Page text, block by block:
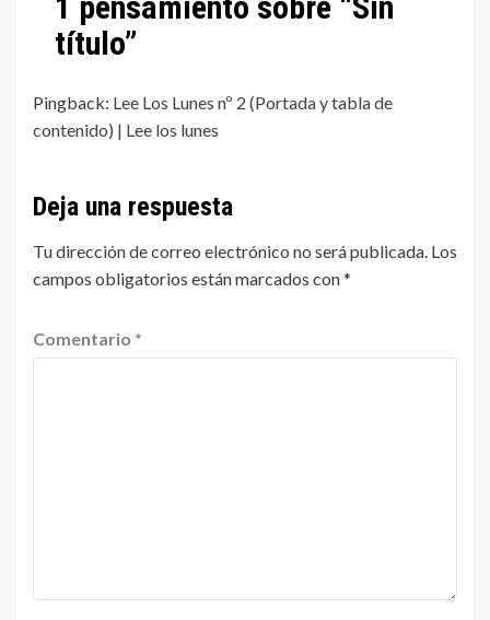
título”
Pingback: Lee Los Lunes nº 2 (Portada y tabla de
contenido) | Lee los lunes
Deja una respuesta
Tu dirección de correo electrónico no será publicada. Los
campos obligatorios están marcados con*
Comentario *